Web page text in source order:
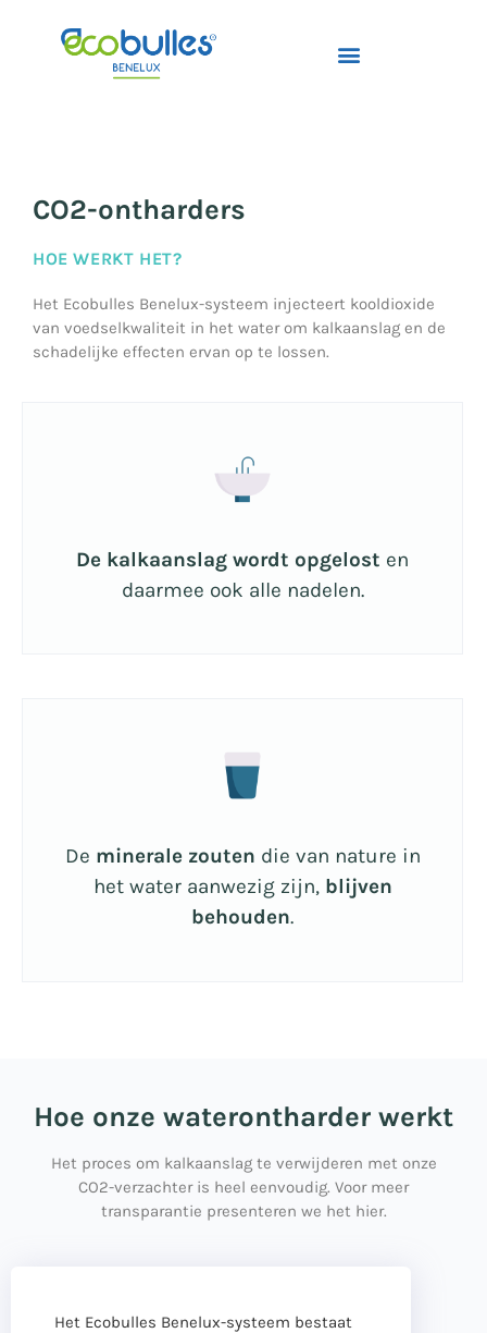
CO2-ontharders
HOE WERKT HET?
Het Ecobulles Benelux-systeem injecteert kooldioxide
van voedselkwaliteit in het water om kalkaanslag en de
schadelijke effecten ervan op te lossen.
De kalkaanslag wordt opgelost en
daarmee ook alle nadelen.
De minerale zouten die van nature in
het water aanwezig zijn, blijven
behouden.
Het Ecobulles Benelux-systeem bestaat
Hoe onze waterontharder werkt
Het proces om kalkaanslag te verwijderen met onze
CO2-verzachter is heel eenvoudig. Voor meer
transparantie presenteren we het hier.